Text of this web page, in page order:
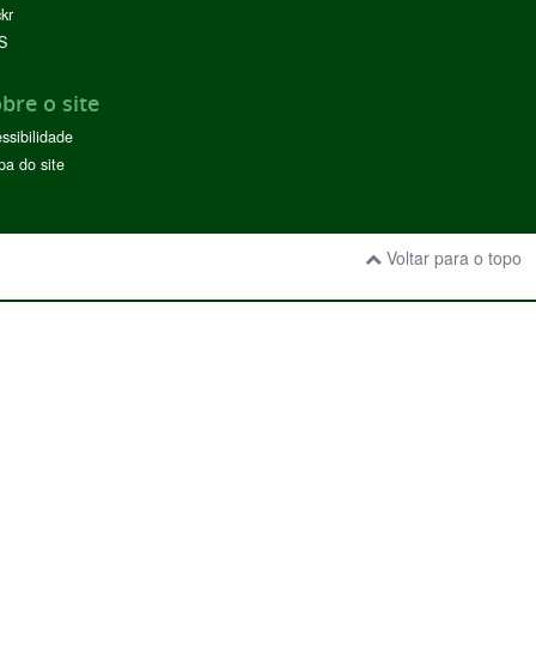
o site
do site
Voltar para o topo